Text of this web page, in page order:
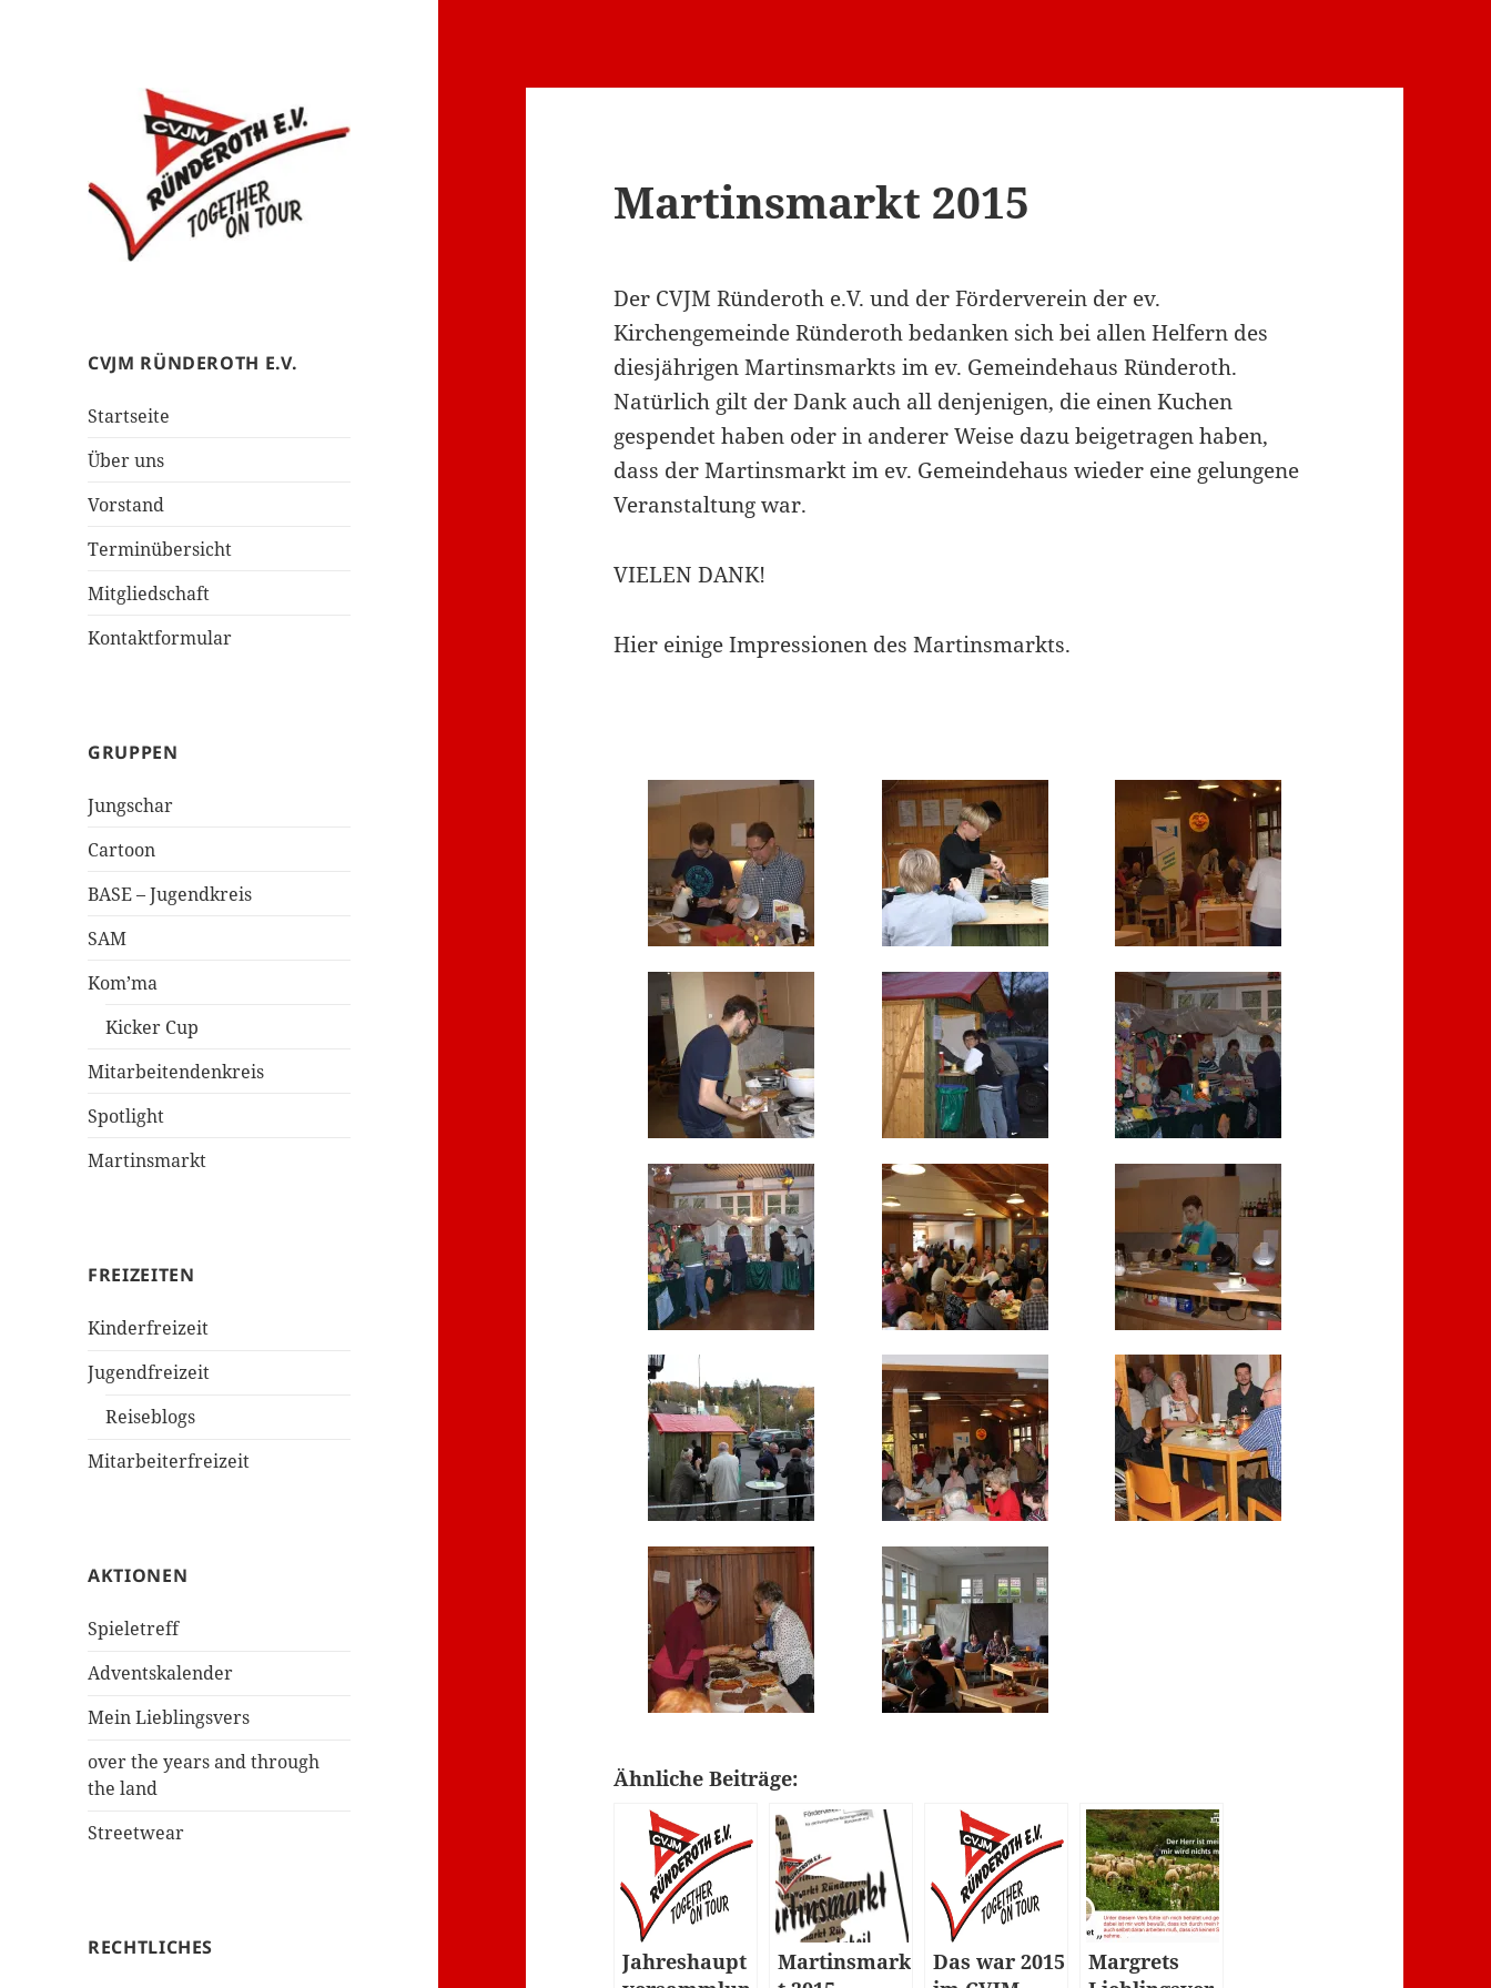
CVJM RÜNDEROTH E.V.
Startseite
Über uns
Vorstand
Terminübersicht
Mitgliedschaft
Kontaktformular
GRUPPEN
Jungschar
Cartoon
BASE – Jugendkreis
SAM
Kom’ma
Kicker Cup
Mitarbeitendenkreis
Spotlight
Martinsmarkt
FREIZEITEN
Kinderfreizeit
Jugendfreizeit
Reiseblogs
Mitarbeiterfreizeit
AKTIONEN
Spieletreff
Adventskalender
Mein Lieblingsvers
over the years and through
the land
Streetwear
RECHTLICHES
Martinsmarkt 2015
Der CVJM Ründeroth e.V. und der Förderverein der ev.
Kirchengemeinde Ründeroth bedanken sich bei allen Helfern des
diesjährigen Martinsmarkts im ev. Gemeindehaus Ründeroth.
Natürlich gilt der Dank auch all denjenigen, die einen Kuchen
gespendet haben oder in anderer Weise dazu beigetragen haben,
dass der Martinsmarkt im ev. Gemeindehaus wieder eine gelungene
Veranstaltung war.
VIELEN DANK!
Hier einige Impressionen des Martinsmarkts.
Ähnliche Beiträge:
Jahreshaupt
Martinsmark
Das war 2015
Margrets